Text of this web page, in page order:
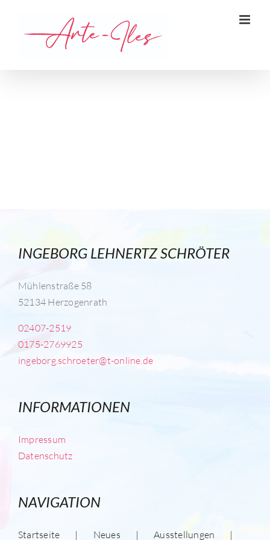
INGEBORG LEHNERTZ SCHRÖTER
Mühlenstraße 58
52134 Herzogenrath
02407-2519
0175-2769925
ingeborg.schroeter@t-online.de
INFORMATIONEN
Impressum
Datenschutz
NAVIGATION
Startseite Neues Ausstellungen